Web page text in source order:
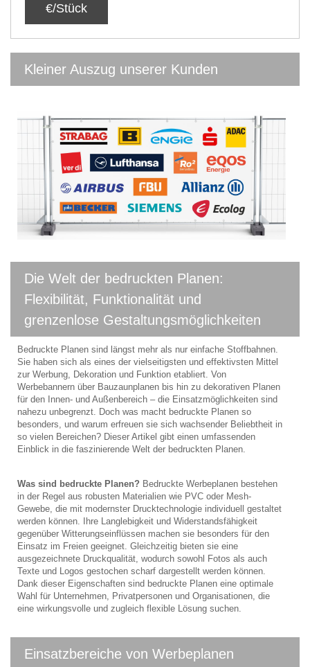
€/Stück
Kleiner Auszug unserer Kunden
Die Welt der bedruckten Planen:
Flexibilität, Funktionalität und
grenzenlose Gestaltungsmöglichkeiten
Bedruckte Planen sind längst mehr als nur einfache Stoffbahnen.
Sie haben sich als eines der vielseitigsten und effektivsten Mittel
zur Werbung, Dekoration und Funktion etabliert. Von
Werbebannern über Bauzaunplanen bis hin zu dekorativen Planen
für den Innen- und Außenbereich – die Einsatzmöglichkeiten sind
nahezu unbegrenzt. Doch was macht bedruckte Planen so
besonders, und warum erfreuen sie sich wachsender Beliebtheit in
so vielen Bereichen? Dieser Artikel gibt einen umfassenden
Einblick in die faszinierende Welt der bedruckten Planen.
Was sind bedruckte Planen? Bedruckte Werbeplanen bestehen
in der Regel aus robusten Materialien wie PVC oder Mesh-
Gewebe, die mit modernster Drucktechnologie individuell gestaltet
werden können. Ihre Langlebigkeit und Widerstandsfähigkeit
gegenüber Witterungseinflüssen machen sie besonders für den
Einsatz im Freien geeignet. Gleichzeitig bieten sie eine
ausgezeichnete Druckqualität, wodurch sowohl Fotos als auch
Texte und Logos gestochen scharf dargestellt werden können.
Dank dieser Eigenschaften sind bedruckte Planen eine optimale
Wahl für Unternehmen, Privatpersonen und Organisationen, die
eine wirkungsvolle und zugleich flexible Lösung suchen.
Einsatzbereiche von Werbeplanen